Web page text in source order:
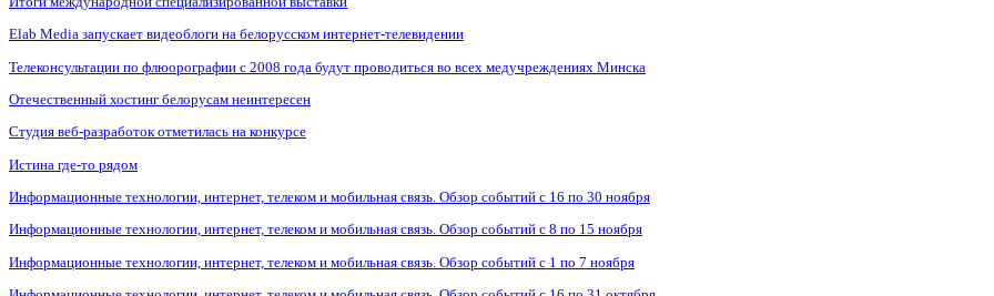
Elab Media запускает видеоблоги на белорусском интернет-телевидении
Телеконсультации по флюорографии с 2008 года будут проводиться во всех медучреждениях Минска
Отечественный хостинг белорусам неинтересен
Студия веб-разработок отметилась на конкурсе
Истина где-то рядом
Информационные технологии, интернет, телеком и мобильная связь. Обзор событий с 16 по 30 ноября
Информационные технологии, интернет, телеком и мобильная связь. Обзор событий с 8 по 15 ноября
Информационные технологии, интернет, телеком и мобильная связь. Обзор событий с 1 по 7 ноября